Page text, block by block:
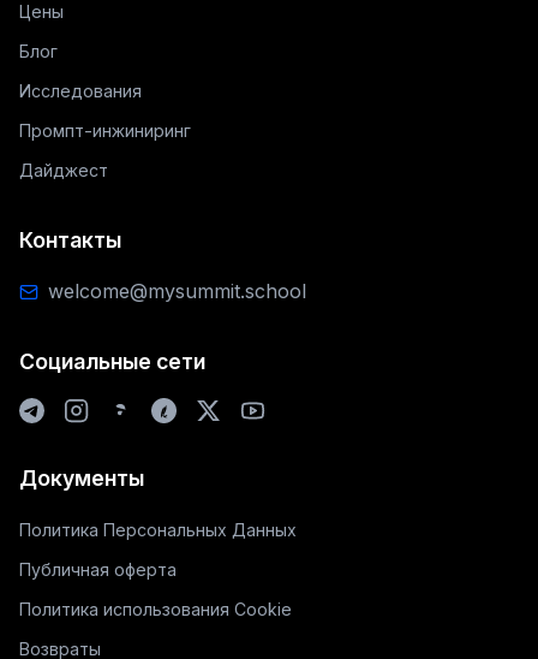
Цены
Блог
Исследования
Промпт-инжиниринг
Дайджест
Контакты
welcome@mysummit.school
Социальные сети
Документы
Политика Персональных Данных
Публичная оферта
Политика использования Cookie
Возвраты